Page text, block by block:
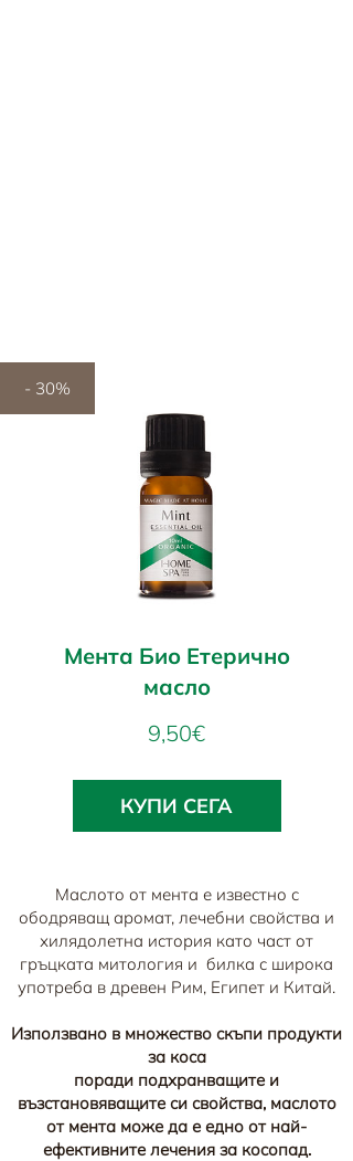
- 30%
Мента Био Етерично
масло
9,50€Цена
КУПИ СЕГА
Маслото от мента е известно с
ободряващ аромат, лечебни свойства и
хилядолетна история като част от
гръцката митология и билка с широка
употреба в древен Рим, Египет и Китай.
Използвано в множество скъпи продукти
за коса
поради подхранващите и
възстановяващите си свойства, маслото
от мента може да е едно от най-
ефективните лечения за косопад.